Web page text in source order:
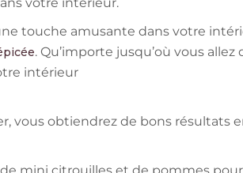
touche amusante dans votre
. Qu’importe jusqu’où vous
intérieur
vous obtiendrez de bons résultats